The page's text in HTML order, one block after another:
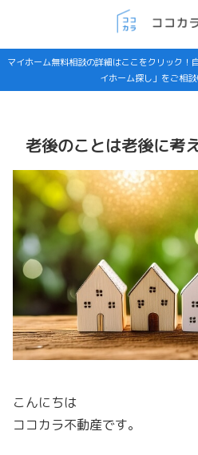
マイホーム無料相談の詳細はここをクリック！
イホーム探し」をご相談
老後のことは老後に考
こんにちは
ココカラ不動産です。